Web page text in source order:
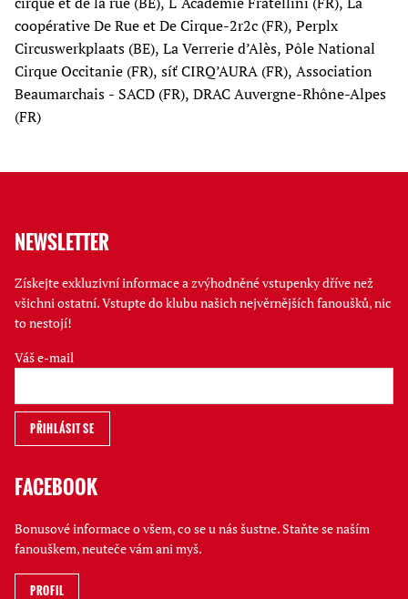
coopérative De Rue et De Cirque-2r2c (FR), Perplx
Circuswerkplaats (BE), La Verrerie d’Alès, Pôle National
Cirque Occitanie (FR), síť CIRQ’AURA (FR), Association
Beaumarchais - SACD (FR), DRAC Auvergne-Rhône-Alpes
(FR)
NEWSLETTER
Získejte exkluzivní informace a zvýhodněné vstupenky dříve než
všichni ostatní. Vstupte do klubu našich nejvěrnějších fanoušků, nic
to nestojí!
Váš e-mail
FACEBOOK
Bonusové informace o všem, co se u nás šustne. Staňte se naším
fanouškem, neuteče vám ani myš.
PROFIL